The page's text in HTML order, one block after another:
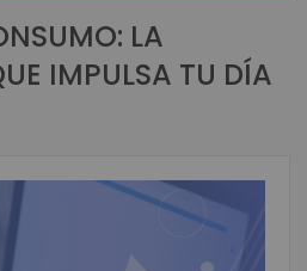
LA
IMPULSA TU DÍA